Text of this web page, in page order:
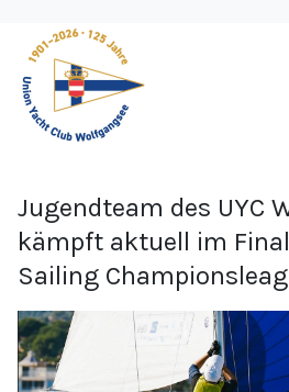
Jugendteam des UYC
kämpft aktuell im
Sailing